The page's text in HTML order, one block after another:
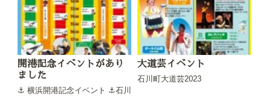
開港記念イベントがあり
ました
⚓ 横浜開港記念イベント ⚓石川
大道芸イベント
石川町大道芸2023